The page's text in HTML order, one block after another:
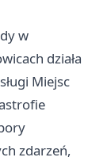
w
działa
Miejsc
zdarzeń,